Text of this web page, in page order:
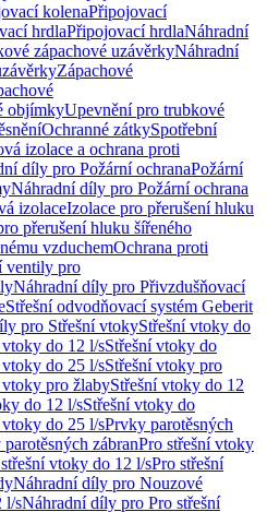
kolenaPřipojovací
hrdlaPřipojovací hrdlaNáhradní
zápachové uzávěrkyNáhradní
Zápachové
objímkyUpevnění pro trubkové
Ochranné zátkySpotřební
izolace a ochrana proti
díly pro Požární ochranaPožární
Náhradní díly pro Požární ochrana
izolaceIzolace pro přerušení hluku
přerušení hluku šířeného
vzduchemOchrana proti
ventily pro
Náhradní díly pro Přivzdušňovací
Střešní odvodňovací systém Geberit
pro Střešní vtokyStřešní vtoky do
do 12 l/sStřešní vtoky do
do 25 l/sStřešní vtoky pro
pro žlabyStřešní vtoky do 12
do 12 l/sStřešní vtoky do
do 25 l/sPrvky parotěsných
zábranPro střešní vtoky
vtoky do 12 l/sPro střešní
Náhradní díly pro Nouzové
l/sNáhradní díly pro Pro střešní